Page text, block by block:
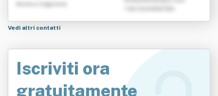
Nome e Cognome
Vedi altri contatti
Iscriviti ora
gratuitamente